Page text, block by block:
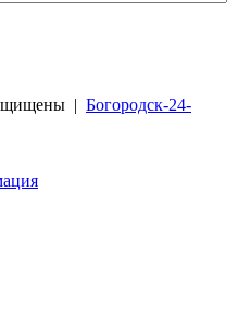
| Богородск-24-